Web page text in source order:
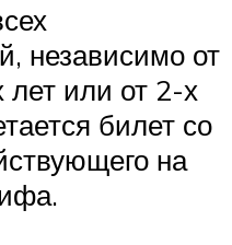
независимо от
лет или от 2-х
билет со
на